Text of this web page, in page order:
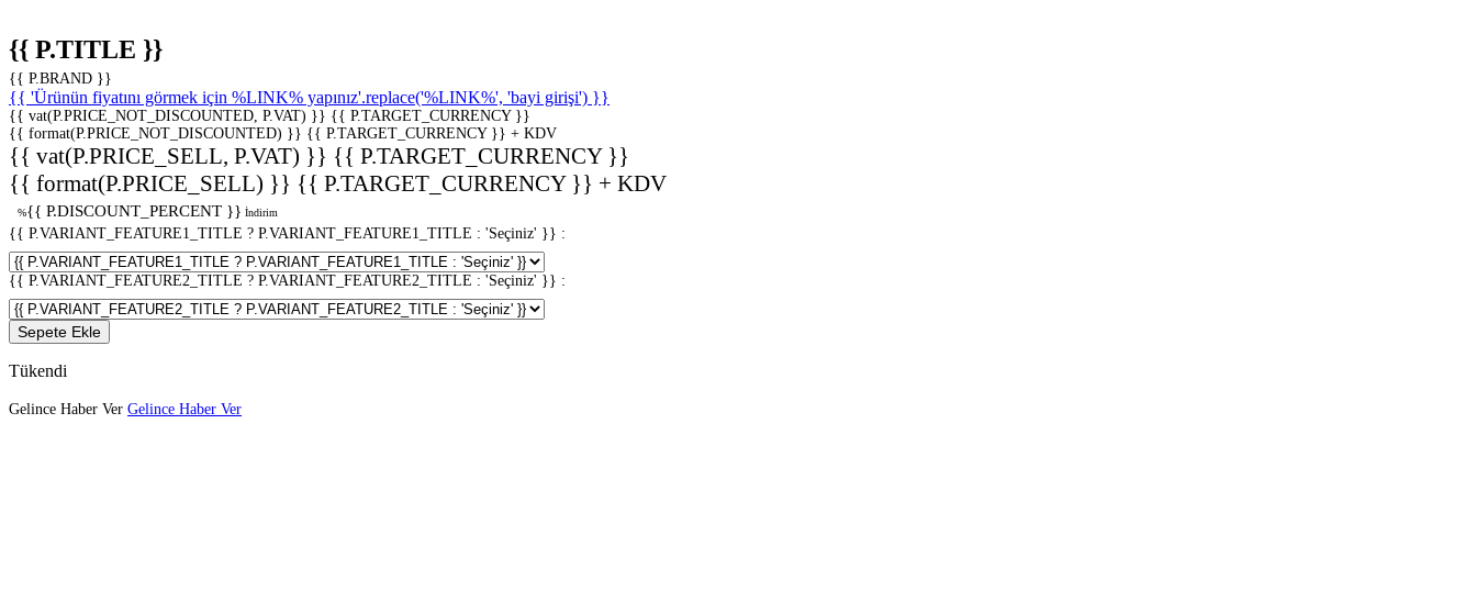
{{ P.TITLE }}
{{ P.BRAND }}
{{ 'Ürünün fiyatını görmek için %LINK% yapınız'.replace('%LINK%', 'bayi girişi') }}
{{ vat(P.PRICE_NOT_DISCOUNTED, P.VAT) }} {{ P.TARGET_CURRENCY }}
{{ format(P.PRICE_NOT_DISCOUNTED) }} {{ P.TARGET_CURRENCY }} + KDV
{{ vat(P.PRICE_SELL, P.VAT) }} {{ P.TARGET_CURRENCY }}
{{ format(P.PRICE_SELL) }} {{ P.TARGET_CURRENCY }} + KDV
%{{ P.DISCOUNT_PERCENT }} İndirim
{{ P.VARIANT_FEATURE1_TITLE ? P.VARIANT_FEATURE1_TITLE : 'Seçiniz' }} :
{{ P.VARIANT_FEATURE2_TITLE ? P.VARIANT_FEATURE2_TITLE : 'Seçiniz' }} :
Sepete Ekle
Tükendi
Gelince Haber Ver Gelince Haber Ver